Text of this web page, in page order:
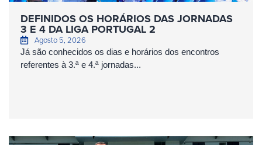
DEFINIDOS OS HORÁRIOS DAS JORNADAS
3 E 4 DA LIGA PORTUGAL 2
Agosto 5, 2026
Já são conhecidos os dias e horários dos encontros
referentes à 3.ª e 4.ª jornadas...